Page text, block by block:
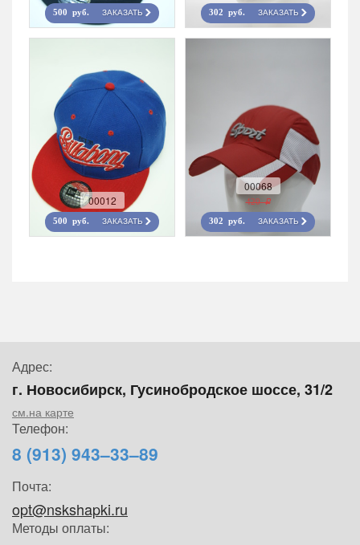
500 руб. ЗАКАЗАТЬ 302 руб. ЗАКАЗАТЬ
00012
500 руб. ЗАКАЗАТЬ
00068
420 r
302 руб. ЗАКАЗАТЬ
Адрес:
г. Новосибирск, Гусинобродское шоссе, 31/2
см.на карте
Телефон:
8 (913) 943–33–89
Почта:
opt@nskshapki.ru
Методы оплаты: